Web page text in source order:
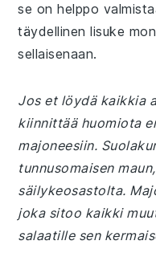
se on helppo
täydellinen lisuke
sellaisenaan.
Jos et löydä kaikkia
kiinnittää huomiota
majoneesiin.
tunnusomaisen
säilykeosastolta.
joka sitoo kaikki
salaatille sen